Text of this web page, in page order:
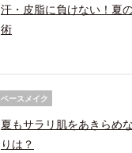
汗・皮脂に負けない！夏
術
ベースメイク
夏もサラリ肌をあきらめ
りは？